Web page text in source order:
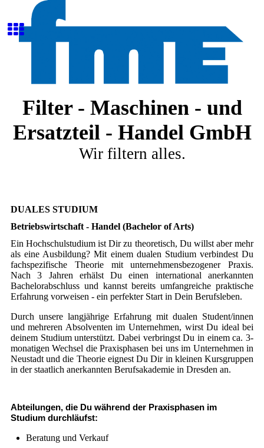
Filter - Maschinen - und
Ersatzteil - Handel GmbH
Wir filtern alles.
DUALES STUDIUM
Betriebswirtschaft - Handel (Bachelor of Arts)
Ein Hochschulstudium ist Dir zu theoretisch, Du willst aber mehr
als eine Ausbildung? Mit einem dualen Studium verbindest Du
fachspezifische Theorie mit unternehmensbezogener Praxis.
Nach 3 Jahren erhälst Du einen international anerkannten
Bachelorabschluss und kannst bereits umfangreiche praktische
Erfahrung vorweisen - ein perfekter Start in Dein Berufsleben.
Durch unsere langjährige Erfahrung mit dualen Student/innen
und mehreren Absolventen im Unternehmen, wirst Du ideal bei
deinem Studium unterstützt. Dabei verbringst Du in einem ca. 3-
monatigen Wechsel die Praxisphasen bei uns im Unternehmen in
Neustadt und die Theorie eignest Du Dir in kleinen Kursgruppen
in der staatlich anerkannten Berufsakademie in Dresden an.
Abteilungen, die Du während der Praxisphasen im
Studium durchläufst:
Beratung und Verkauf